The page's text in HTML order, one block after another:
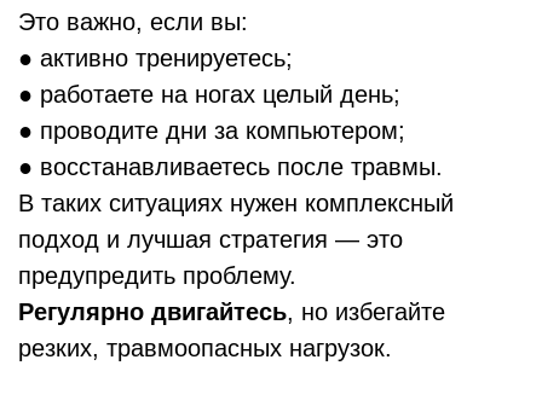
Это важно, если вы:
● активно тренируетесь;
● работаете на ногах целый день;
● проводите дни за компьютером;
● восстанавливаетесь после травмы.
В таких ситуациях нужен комплексный
подход и лучшая стратегия — это
предупредить проблему.
Регулярно двигайтесь, но избегайте
резких, травмоопасных нагрузок.